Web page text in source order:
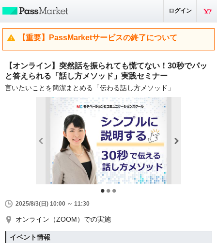
ログイン
【重要】PassMarketサービスの終了について
【オンライン】突然話を振られても慌てない！30秒でパッ
と答えられる「話し方メソッド」実践セミナー
言いたいことを簡潔まとめる「伝わる話し方メソッド」
2025/8/3(日) 10:00 ～ 11:30
オンライン（ZOOM）での実施
イベント情報